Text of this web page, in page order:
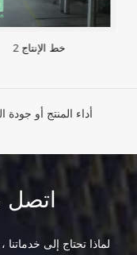
خط الإنتاج 2
أداء المنتج أو جودة
اتصل
لماذا تحتاج إلى